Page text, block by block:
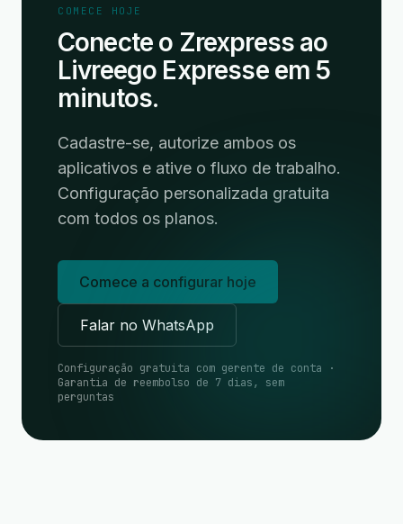
COMECE HOJE
Conecte o Zrexpress ao
Livreego Expresse em 5
minutos.
Cadastre-se, autorize ambos os
aplicativos e ative o fluxo de trabalho.
Configuração personalizada gratuita
com todos os planos.
Comece a configurar hoje
Falar no WhatsApp
Configuração gratuita com gerente de conta ·
Garantia de reembolso de 7 dias, sem
perguntas